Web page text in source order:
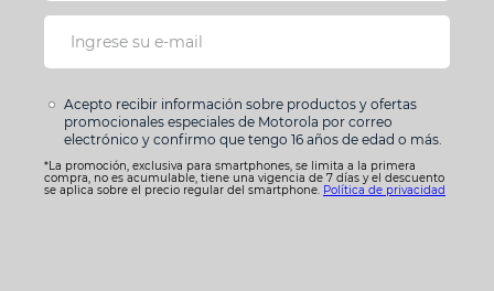
Acepto recibir información sobre productos y ofertas
promocionales especiales de Motorola por correo
electrónico y confirmo que tengo 16 años de edad o más.
*La promoción, exclusiva para smartphones, se limita a la primera
compra, no es acumulable, tiene una vigencia de 7 días y el descuento
se aplica sobre el precio regular del smartphone. Política de privacidad